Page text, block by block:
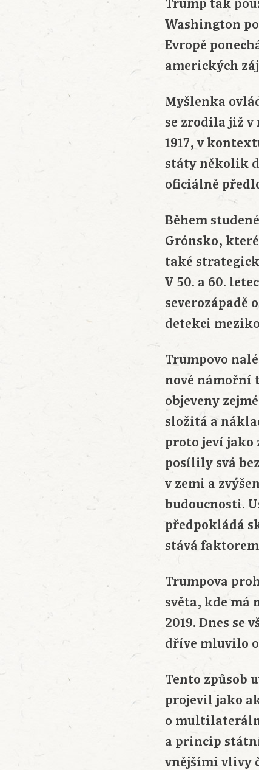
Trump tak
Washington
Evropě
amerických
Myšlenka
se zrodila již v
1917, v
státy několik
oficiálně
Během
Grónsko,
také
V 50. a 60.
detekci
Trumpovo
nové námořní
objeveny
složitá a
proto jeví jako
posílily svá
v zemi a
budoucnosti.
předpokládá
stává
Trumpova
světa, kde má
2019. Dnes se
dříve mluvilo
Tento způsob
projevil jako
o
a princip
vnějšími vlivy